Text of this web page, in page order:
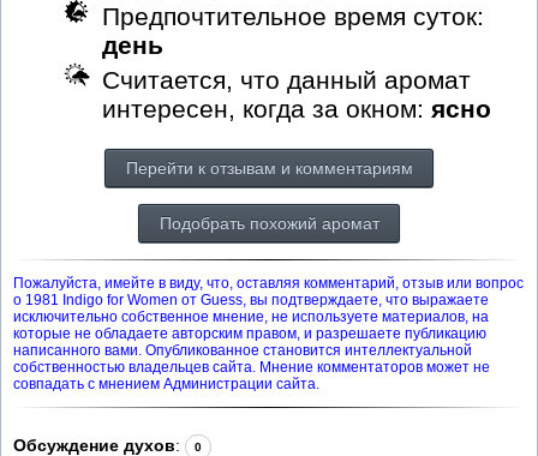
Предпочтительное время суток:
день
Считается, что данный аромат
интересен, когда за окном: ясно
Перейти к отзывам и комментариям
Подобрать похожий аромат
Пожалуйста, имейте в виду, что, оставляя комментарий, отзыв или вопрос
о 1981 Indigo for Women от Guess, вы подтверждаете, что выражаете
исключительно собственное мнение, не используете материалов, на
которые не обладаете авторским правом, и разрешаете публикацию
написанного вами. Опубликованное становится интеллектуальной
собственностью владельцев сайта. Мнение комментаторов может не
совпадать с мнением Администрации сайта.
Обсуждение духов: 0